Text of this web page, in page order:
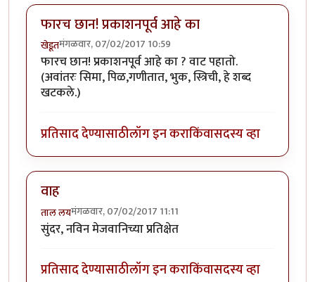
फारच छान! प्रकाशनपूर्व आहे का
खेडूतमंगळवार, 07/02/2017 10:59
फारच छान! प्रकाशनपूर्व आहे का ? वाट पहातो.
(अवांतरः सिमा, पिळ,गणीतात, भुक, स्त्रिची, हे शब्द
खटकले.)
प्रतिसाद देण्यासाठीलॉग इन कराकिंवासदस्य व्हा
वाह
ताल लयमंगळवार, 07/02/2017 11:11
सुंदर, नविन मेजवानिच्या प्रतिक्षेत
प्रतिसाद देण्यासाठीलॉग इन कराकिंवासदस्य व्हा